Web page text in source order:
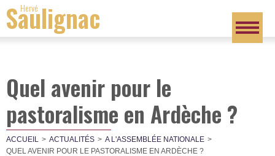
Hervé
Saulignac
Quel avenir pour le
pastoralisme en Ardèche ?
ACCUEIL ACTUALITÉS
A L'ASSEMBLÉE NATIONALE
QUEL AVENIR POUR LE PASTORALISME EN ARDÈCHE ?